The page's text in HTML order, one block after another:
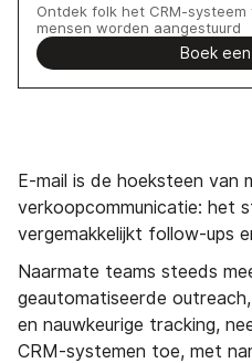
Ontdek folk het CRM-
mensen worden aangestuurd
Boek
E-mail is de hoeksteen van
verkoopcommunicatie: het
vergemakkelijkt follow-ups
Naarmate teams steeds
geautomatiseerde
en nauwkeurige tracking,
CRM-systemen toe, met